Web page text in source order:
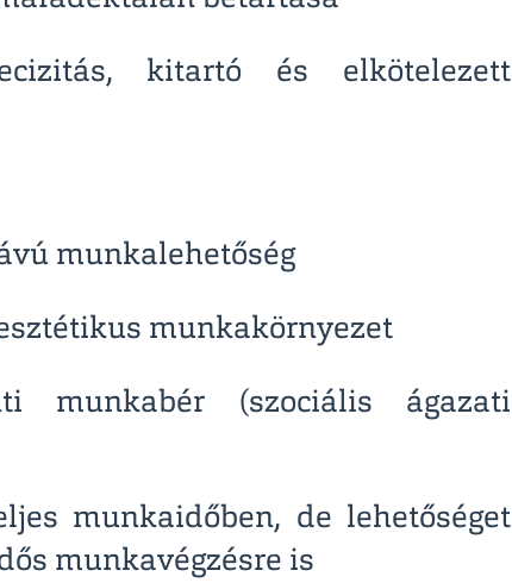
kitartó és elkötelezett
munkalehetőség
munkakörnyezet
munkabér (szociális ágazati
munkaidőben, de lehetőséget
munkavégzésre is